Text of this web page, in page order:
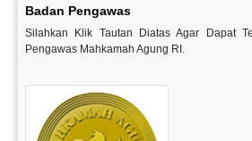
Badan Pengawas
Silahkan Klik Tautan Diatas Agar Dapat
Pengawas Mahkamah Agung RI.